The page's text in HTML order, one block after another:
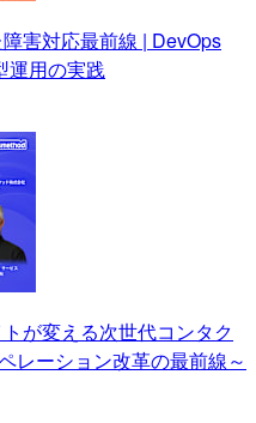
害対応最前線 | DevOps
運用の実践
が変える次世代コンタク
レーション改革の最前線～